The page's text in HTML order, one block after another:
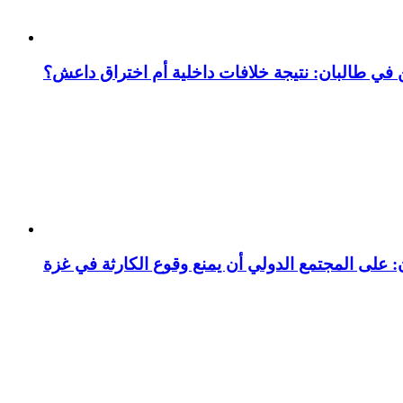
في طالبان: نتيجة خلافات داخلية أم اختراق داعش؟
على المجتمع الدولي أن يمنع وقوع الكارثة في غزة